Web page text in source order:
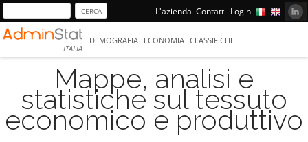
L'azienda Contatti Login
ITALIA
DEMOGRAFIA ECONOMIA CLASSIFICHE
Mappe, analisi e
statistiche sul tessuto
economico e produttivo